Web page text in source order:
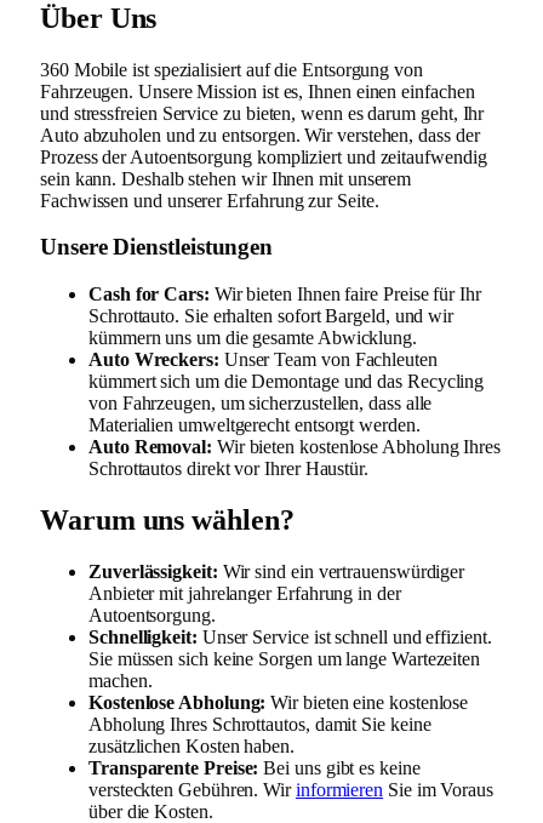
Über Uns
360 Mobile ist spezialisiert auf die Entsorgung von
Fahrzeugen. Unsere Mission ist es, Ihnen einen einfachen
und stressfreien Service zu bieten, wenn es darum geht, Ihr
Auto abzuholen und zu entsorgen. Wir verstehen, dass der
Prozess der Autoentsorgung kompliziert und zeitaufwendig
sein kann. Deshalb stehen wir Ihnen mit unserem
Fachwissen und unserer Erfahrung zur Seite.
Unsere Dienstleistungen
Cash for Cars: Wir bieten Ihnen faire Preise für Ihr
Schrottauto. Sie erhalten sofort Bargeld, und wir
kümmern uns um die gesamte Abwicklung.
Auto Wreckers: Unser Team von Fachleuten
kümmert sich um die Demontage und das Recycling
von Fahrzeugen, um sicherzustellen, dass alle
Materialien umweltgerecht entsorgt werden.
Auto Removal: Wir bieten kostenlose Abholung Ihres
Schrottautos direkt vor Ihrer Haustür.
Warum uns wählen?
Zuverlässigkeit: Wir sind ein vertrauenswürdiger
Anbieter mit jahrelanger Erfahrung in der
Autoentsorgung.
Schnelligkeit: Unser Service ist schnell und effizient.
Sie müssen sich keine Sorgen um lange Wartezeiten
machen.
Kostenlose Abholung: Wir bieten eine kostenlose
Abholung Ihres Schrottautos, damit Sie keine
zusätzlichen Kosten haben.
Transparente Preise: Bei uns gibt es keine
versteckten Gebühren. Wirinformieren Sie im Voraus
über die Kosten.